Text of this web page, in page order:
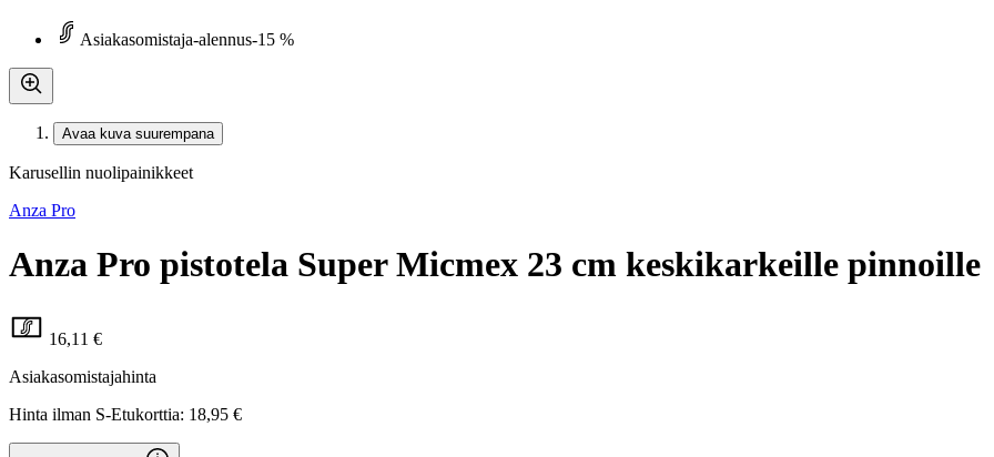
Asiakasomistaja-alennus-15 %
Avaa kuva suurempana
Karusellin nuolipainikkeet
Anza Pro
Anza Pro pistotela Super Micmex 23 cm keskikarkeille pinnoille
16,11 €
Asiakasomistajahinta
Hinta ilman S-Etukorttia: 18,95 €